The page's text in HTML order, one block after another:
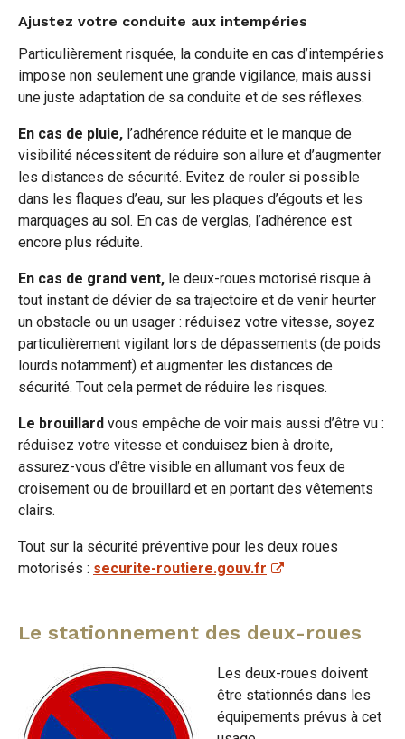
Ajustez votre conduite aux intempéries
Particulièrement risquée, la conduite en cas d’intempéries
impose non seulement une grande vigilance, mais aussi
une juste adaptation de sa conduite et de ses réflexes.
En cas de pluie, l’adhérence réduite et le manque de
visibilité nécessitent de réduire son allure et d’augmenter
les distances de sécurité. Evitez de rouler si possible
dans les flaques d’eau, sur les plaques d’égouts et les
marquages au sol. En cas de verglas, l’adhérence est
encore plus réduite.
En cas de grand vent, le deux-roues motorisé risque à
tout instant de dévier de sa trajectoire et de venir heurter
un obstacle ou un usager : réduisez votre vitesse, soyez
particulièrement vigilant lors de dépassements (de poids
lourds notamment) et augmenter les distances de
sécurité. Tout cela permet de réduire les risques.
Le brouillard vous empêche de voir mais aussi d’être vu :
réduisez votre vitesse et conduisez bien à droite,
assurez-vous d’être visible en allumant vos feux de
croisement ou de brouillard et en portant des vêtements
clairs.
Tout sur la sécurité préventive pour les deux roues
motorisés : securite-routiere.gouv.fr
Le stationnement des deux-roues
Les deux-roues doivent
être stationnés dans les
équipements prévus à cet